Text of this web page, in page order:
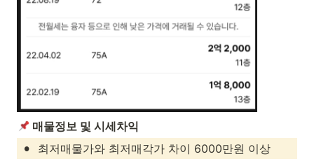
매물정보 및 시세차익
• 최저매물가와 최저매각가 차이 6000만원 이상